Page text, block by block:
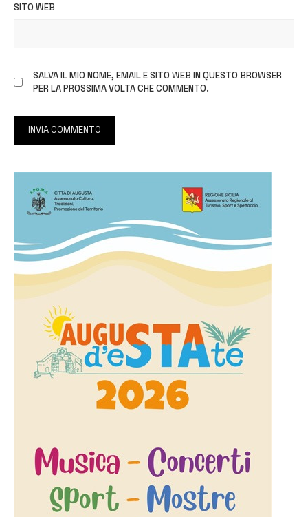
SITO WEB
SALVA IL MIO NOME, EMAIL E SITO WEB IN QUESTO BROWSER
PER LA PROSSIMA VOLTA CHE COMMENTO.